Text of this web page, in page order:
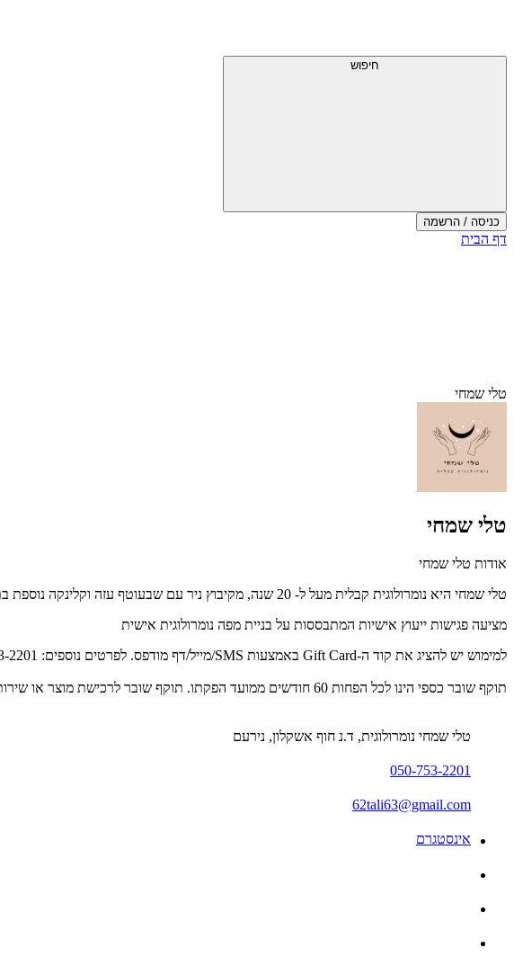
חיפוש
כניסה / הרשמה
דף הבית
טלי שמחי
טלי שמחי
אודות טלי שמחי
טלי שמחי היא נומרולוגית קבלית מעל ל- 20 שנה, מקיבוץ ניר עם שבעוטף עזה וקלינקה נוספת בתל-אביב
מציעה פגישות ייעוץ אישיות המתבססות על בניית מפה נומרולוגית אישית
למימוש יש להציג את קוד ה-Gift Card באמצעות SMS/מייל/דף מודפס. לפרטים נוספים: 50-753-2201⁩0.
תוקף שובר כספי הינו לכל הפחות 60 חודשים ממועד הפקתו. תוקף שובר לרכישת מוצר או שירות מסויים יהיה לכל הפחות 24 חודשים ממועד הפקתו
טלי שמחי נומרולוגית, ד.נ חוף אשקלון, נירעם
50-753-2201⁩0
62tali63@gmail.com
אינסטגרם